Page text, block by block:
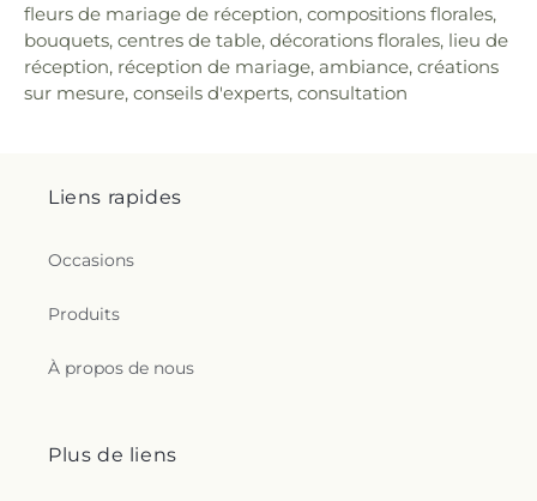
fleurs de mariage de réception, compositions florales,
bouquets, centres de table, décorations florales, lieu de
réception, réception de mariage, ambiance, créations
sur mesure, conseils d'experts, consultation
Liens rapides
Occasions
Produits
À propos de nous
Plus de liens